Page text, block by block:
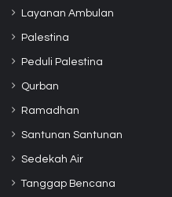
Layanan Ambulan
Palestina
Peduli Palestina
Qurban
Ramadhan
Santunan Santunan
Sedekah Air
Tanggap Bencana